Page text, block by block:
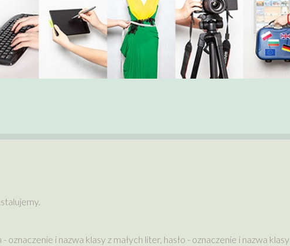
i nazwa klasy z małych liter, hasło - oznaczenie i nazwa